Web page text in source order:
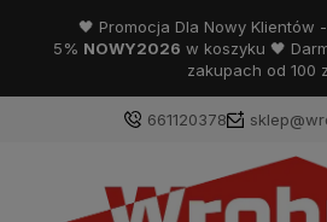
🖤 Promocja Dla Nowy Klientów
5% NOWY2026 w koszyku 🖤
zakupach od 100
661120378